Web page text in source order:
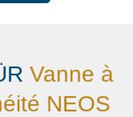
Vanne à
NEOS